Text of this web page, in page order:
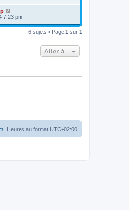
7:23 pm
6 sujets • Page 1 sur 1
Aller à
Heures au format UTC+02:00